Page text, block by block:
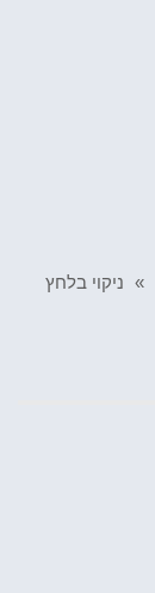
» ניקוי בלחץ